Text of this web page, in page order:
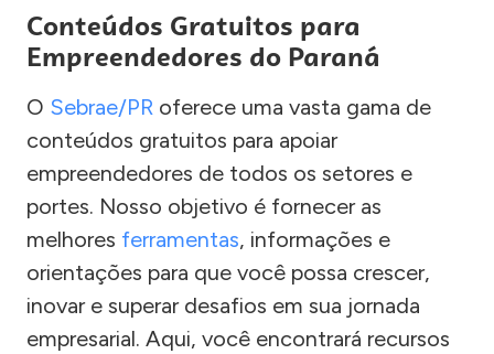
Conteúdos Gratuitos para
Empreendedores do Paraná
O Sebrae/PR oferece uma vasta gama de
conteúdos gratuitos para apoiar
empreendedores de todos os setores e
portes. Nosso objetivo é fornecer as
melhores ferramentas, informações e
orientações para que você possa crescer,
inovar e superar desafios em sua jornada
empresarial. Aqui, você encontrará recursos